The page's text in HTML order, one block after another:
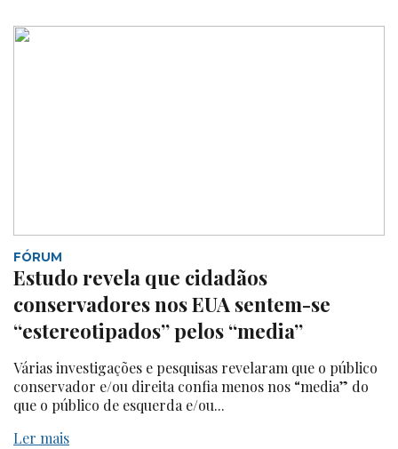
FÓRUM
Estudo revela que cidadãos
conservadores nos EUA sentem-se
“estereotipados” pelos “media”
Várias investigações e pesquisas revelaram que o público
conservador e/ou direita confia menos nos “media” do
que o público de esquerda e/ou...
Ler mais